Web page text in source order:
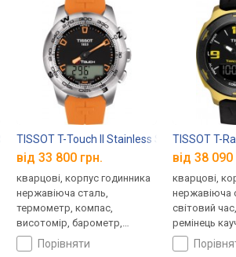
T047.420.17.051.00
TISSOT T-Touch II Stainless Steel
від 33 800 грн.
кварцові, корпус годинника
нержавіюча сталь,
термометр, компас,
висотомір, барометр,
світовий час, ремінець:
ремінець каучук, WR 100,
порівняти
TISSOT T-
від 38 090
кварцові,
нержавіюча
світовий
ремінець
Швейцарія